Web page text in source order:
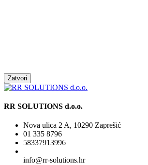
Zatvori
RR SOLUTIONS d.o.o.
Nova ulica 2 A, 10290 Zaprešić
01 335 8796
58337913996
info@rr-solutions.hr